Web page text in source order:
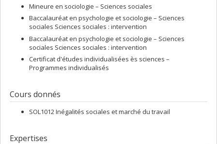
Mineure en sociologie – Sciences sociales
Baccalauréat en psychologie et sociologie – Sciences
sociales Sciences sociales : intervention
Baccalauréat en psychologie et sociologie – Sciences
sociales Sciences sociales : intervention
Certificat d'études individualisées ès sciences –
Programmes individualisés
Cours donnés
SOL1012 Inégalités sociales et marché du travail
Expertises